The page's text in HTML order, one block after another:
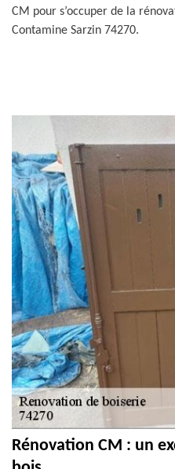
CM pour s’occuper de la
Contamine Sarzin 74270.
Rénovation CM : un